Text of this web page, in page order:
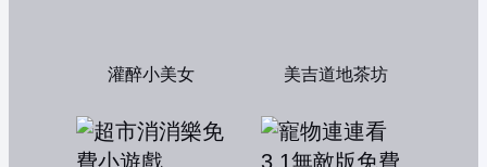
灌醉小美女 美吉道地茶坊